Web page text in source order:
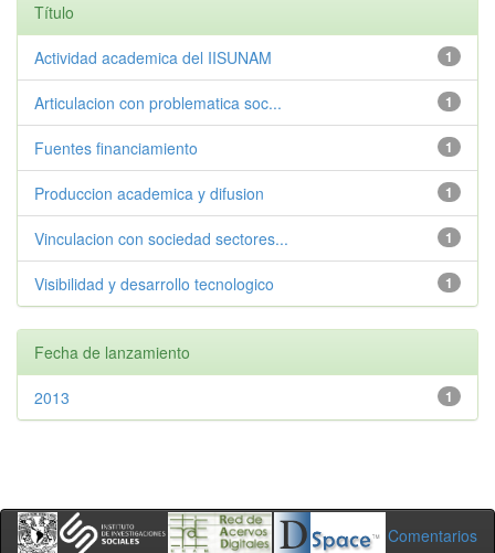
Título
1
Actividad academica del IISUNAM
1
Articulacion con problematica soc...
1
Fuentes financiamiento
1
Produccion academica y difusion
1
Vinculacion con sociedad sectores...
1
Visibilidad y desarrollo tecnologico
Fecha de lanzamiento
1
2013
Comentarios